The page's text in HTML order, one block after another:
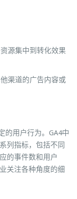
源集中到转化效果
渠道的广告内容或
的用户行为。GA4中
列指标，包括不同
的事件数和用户
关注各种角度的细